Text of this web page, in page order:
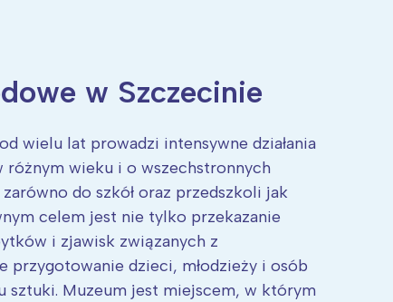
i jej płatki Pszczoła i kwitnący ul
w Szczecinie
wielu lat prowadzi intensywne działania
różnym wieku i o wszechstronnych
do szkół oraz przedszkoli jak
celem jest nie tylko przekazanie
i zjawisk związanych z
przygotowanie dzieci, młodzieży i osób
sztuki. Muzeum jest miejscem, w którym